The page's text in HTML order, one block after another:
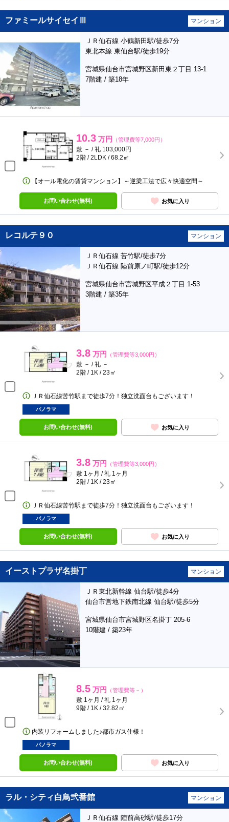
ファミールサイセイⅢ マンション
ＪＲ仙石線 小鶴新田駅/徒歩7分
東北本線 東仙台駅/徒歩19分
宮城県仙台市宮城野区新田東２丁目 13-1
7階建 / 築18年
10.3 万円 （管理費等7,000円）
敷 － / 礼 103,000円
2階 / 2LDK / 68.2㎡
【オール電化の賃貸マンション】～逆梁工法で広々快適空間～
お問い合わせ(無料) お気に入り
レコルテ９０ マンション
ＪＲ仙石線 苦竹駅/徒歩7分
ＪＲ仙石線 陸前原ノ町駅/徒歩12分
宮城県仙台市宮城野区平成２丁目 1-53
3階建 / 築35年
3.8 万円 （管理費等3,000円）
敷 － / 礼 －
2階 / 1K / 23㎡
ＪＲ仙石線苦竹駅まで徒歩7分！独立洗面台もございます！
パノラマ
お問い合わせ(無料) お気に入り
3.8 万円 （管理費等3,000円）
敷 1ヶ月 / 礼 1ヶ月
2階 / 1K / 23㎡
ＪＲ仙石線苦竹駅まで徒歩7分！独立洗面台もございます！
パノラマ
お問い合わせ(無料) お気に入り
イーストプラザ名掛丁 マンション
ＪＲ東北新幹線 仙台駅/徒歩4分
仙台市営地下鉄南北線 仙台駅/徒歩5分
宮城県仙台市宮城野区名掛丁 205-6
10階建 / 築23年
8.5 万円 （管理費等－）
敷 1ヶ月 / 礼 1ヶ月
9階 / 1K / 32.82㎡
内装リフォームしました♪都市ガス仕様！
パノラマ
お問い合わせ(無料) お気に入り
ラル・シティ白鳥弐番館 マンション
ＪＲ仙石線 陸前高砂駅/徒歩17分